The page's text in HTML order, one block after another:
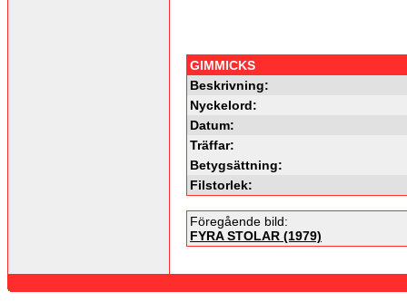
GIMMICKS
Beskrivning:
Nyckelord:
Datum:
Träffar:
Betygsättning:
Filstorlek:
Föregående bild:
FYRA STOLAR (1979)